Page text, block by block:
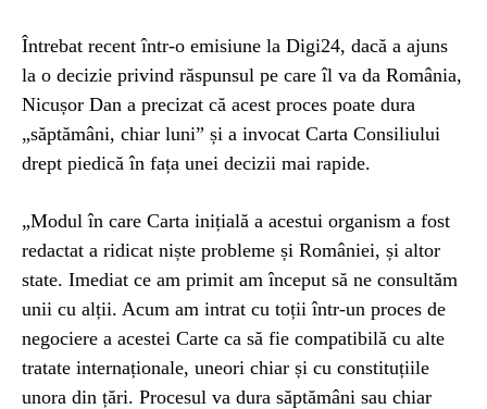
Întrebat recent într-o emisiune la Digi24, dacă a ajuns
la o decizie privind răspunsul pe care îl va da România,
Nicușor Dan a precizat că acest proces poate dura
„săptămâni, chiar luni” și a invocat Carta Consiliului
drept piedică în fața unei decizii mai rapide.
„Modul în care Carta inițială a acestui organism a fost
redactat a ridicat niște probleme și României, și altor
state. Imediat ce am primit am început să ne consultăm
unii cu alții. Acum am intrat cu toții într-un proces de
negociere a acestei Carte ca să fie compatibilă cu alte
tratate internaționale, uneori chiar și cu constituțiile
unora din țări. Procesul va dura săptămâni sau chiar